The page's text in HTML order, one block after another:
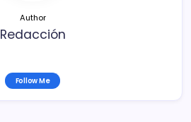
Author
Redacción
Follow Me